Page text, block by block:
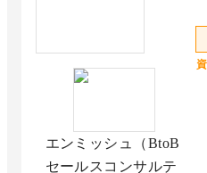
エンミッシュ（BtoB
セールスコンサルテ